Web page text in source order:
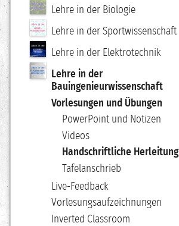
Lehre in der Biologie
Lehre in der Sportwissenschaft
Lehre in der Elektrotechnik
Lehre in der
Bauingenieurwissenschaft
Vorlesungen und Übungen
PowerPoint und Notizen
Videos
Handschriftliche Herleitung
Tafelanschrieb
Live-Feedback
Vorlesungsaufzeichnungen
Inverted Classroom